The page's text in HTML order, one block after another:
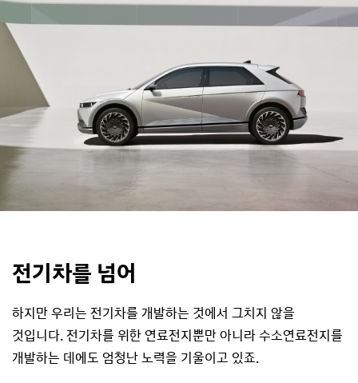
전기차를 넘어
하지만 우리는 전기차를 개발하는 것에서 그치지 않을
것입니다. 전기차를 위한 연료전지뿐만 아니라 수소연료전지를
개발하는 데에도 엄청난 노력을 기울이고 있죠.